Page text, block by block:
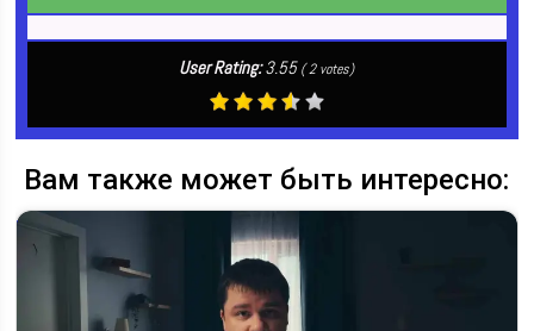
User Rating:3.55 (2votes)
Вам также может быть интересно: